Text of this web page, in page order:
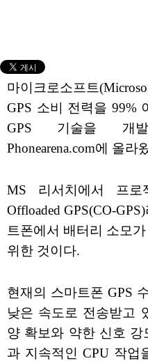
마이크로소프트
GPS 소비 전력을 99%
GPS 기술을 개
Phonearena.com에 올라
MS 리서치에서 프
Offloaded GPS(CO-
트폰에서 배터리 소모
위한 것이다.
현재의 스마트폰 GPS
낮은 속도로 전송받고
양 확보와 약한 신호 강
과 지속적인 CPU 작업